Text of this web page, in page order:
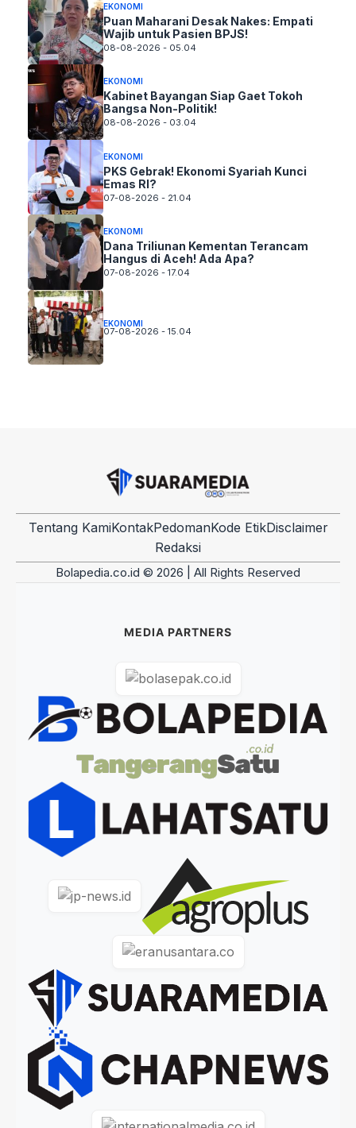
EKONOMI
Puan Maharani Desak Nakes: Empati
Wajib untuk Pasien BPJS!
08-08-2026 - 05.04
EKONOMI
Kabinet Bayangan Siap Gaet Tokoh
Bangsa Non-Politik!
08-08-2026 - 03.04
EKONOMI
PKS Gebrak! Ekonomi Syariah Kunci
Emas RI?
07-08-2026 - 21.04
EKONOMI
Dana Triliunan Kementan Terancam
Hangus di Aceh! Ada Apa?
07-08-2026 - 17.04
EKONOMI
07-08-2026 - 15.04
Tentang KamiKontakPedomanKode EtikDisclaimer
Redaksi
Bolapedia.co.id © 2026 | All Rights Reserved
MEDIA PARTNERS